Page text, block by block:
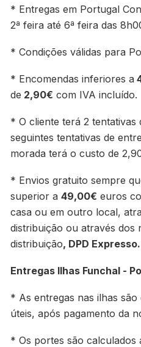
* Entregas em Portugal
2ª feira até 6ª feira das
* Condições válidas para
* Encomendas inferiores a
de 2,90€ com IVA incluído.
* O cliente terá 2 tentativas
seguintes tentativas de
morada terá o custo de
* Envios gratuito sempre
superior a 49,00€ euros
casa ou em outro local,
distribuição ou através dos
distribuição, DPD Expresso.
Entregas Ilhas Funchal -
* As entregas nas ilhas
úteis, após pagamento da
* Os portes são calculados